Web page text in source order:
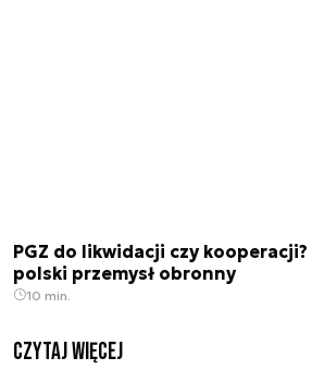
PGZ do likwidacji czy
polski przemysł obronny
10 min.
czytaj więcej